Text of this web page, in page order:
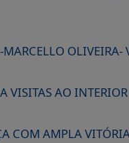
AO
COM AMPLA